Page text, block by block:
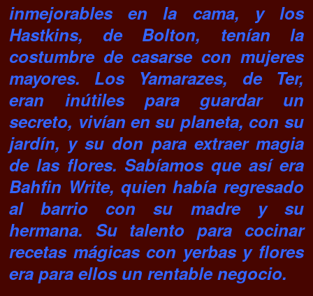
inmejorables en la cama, y los
Hastkins, de Bolton, tenían la
costumbre de casarse con mujeres
mayores. Los Yamarazes, de Ter,
eran inútiles para guardar un
secreto, vivían en su planeta, con su
jardín, y su don para extraer magia
de las flores. Sabíamos que así era
Bahfin Write, quien había regresado
al barrio con su madre y su
hermana. Su talento para cocinar
recetas mágicas con yerbas y flores
era para ellos un rentable negocio.